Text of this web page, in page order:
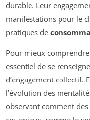
durable. Leur
manifestations pour le
pratiques de
Pour mieux
essentiel de se
d’engagement collectif.
l’évolution des
observant comment des